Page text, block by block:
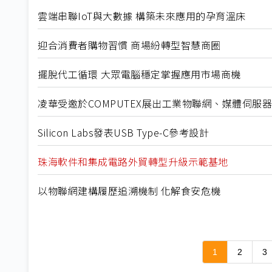
雲端串聯IoT與大數據 構築未來應用的孕育溫床
迎合消費者購物習慣 商場紛轉型智慧商圈
擺脫代工循環 大眾電腦穩定掌握應用市場商機
凌華受邀於COMPUTEX展出工業物聯網、媒體伺服器
Silicon Labs發表USB Type-C參考設計
珠海軟件和集成電路外貿轉型升級示範基地
以物聯網建構履歷追溯機制 化解食安危機
1 2 3